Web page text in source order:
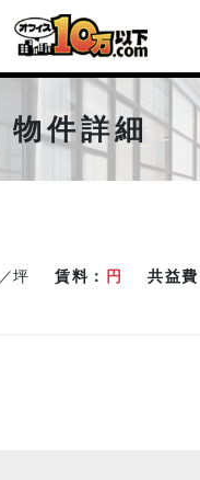
物件詳細
／坪 賃料 円 共益費